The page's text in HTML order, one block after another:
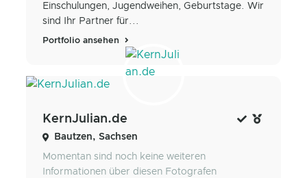
Einschulungen, Jugendweihen, Geburtstage. Wir
sind Ihr Partner für...
Portfolio ansehen
KernJulian.de
Bautzen, Sachsen
Momentan sind noch keine weiteren
Informationen über diesen Fotografen